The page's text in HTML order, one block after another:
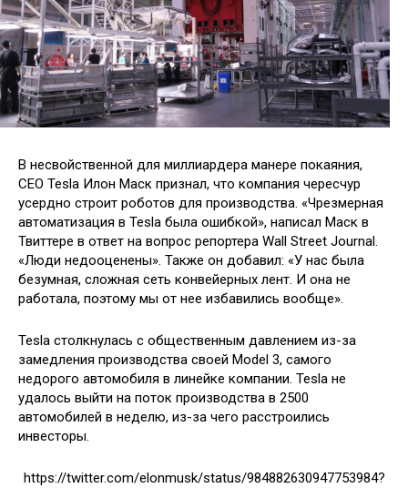
В несвойственной для миллиардера манере покаяния,
CEO Tesla Илон Маск признал, что компания чересчур
усердно строит роботов для производства. «Чрезмерная
автоматизация в Tesla была ошибкой», написал Маск в
Твиттере в ответ на вопрос репортера Wall Street Journal.
«Люди недооценены». Также он добавил: «У нас была
безумная, сложная сеть конвейерных лент. И она не
работала, поэтому мы от нее избавились вообще».
Tesla столкнулась с общественным давлением из-за
замедления производства своей Model 3, самого
недорого автомобиля в линейке компании. Tesla не
удалось выйти на поток производства в 2500
автомобилей в неделю, из-за чего расстроились
инвесторы.
https://twitter.com/elonmusk/status/984882630947753984?